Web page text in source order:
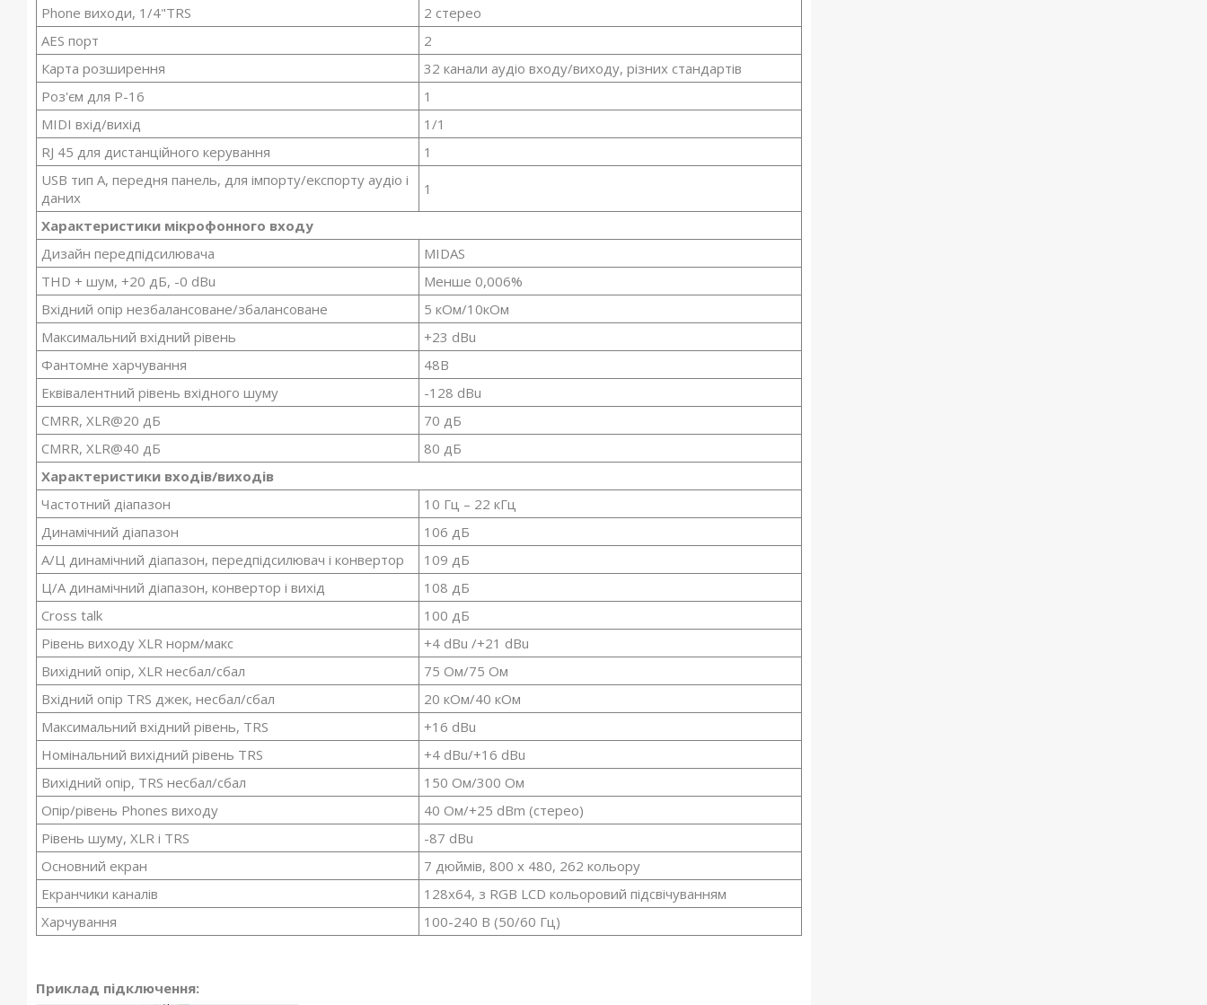
Phone виходи, 1/4"TRS
2 стерео
AES порт
2
Карта розширення
32 канали аудіо входу/виходу, різних стандартів
Роз'єм для Р-16
1
MIDI вхід/вихід
1/1
RJ 45 для дистанційного керування
1
USB тип А, передня панель, для імпорту/експорту аудіо і
даних
1
Характеристики мікрофонного входу
Дизайн передпідсилювача
MIDAS
THD + шум, +20 дБ, -0 dBu
Менше 0,006%
Вхідний опір незбалансоване/збалансоване
5 кОм/10кОм
Максимальний вхідний рівень
+23 dBu
Фантомне харчування
48В
Еквівалентний рівень вхідного шуму
-128 dBu
CMRR, XLR@20 дБ
70 дБ
CMRR, XLR@40 дБ
80 дБ
Характеристики входів/виходів
Частотний діапазон
10 Гц – 22 кГц
Динамічний діапазон
106 дБ
А/Ц динамічний діапазон, передпідсилювач і конвертор
109 дБ
Ц/А динамічний діапазон, конвертор і вихід
108 дБ
Cross talk
100 дБ
Рівень виходу XLR норм/макс
+4 dBu /+21 dBu
Вихідний опір, XLR несбал/сбал
75 Ом/75 Ом
Вхідний опір TRS джек, несбал/сбал
20 кОм/40 кОм
Максимальний вхідний рівень, TRS
+16 dBu
Номінальний вихідний рівень TRS
+4 dBu/+16 dBu
Вихідний опір, TRS несбал/сбал
150 Ом/300 Ом
Опір/рівень Phones виходу
40 Ом/+25 dBm (стерео)
Рівень шуму, XLR і TRS
-87 dBu
Основний екран
7 дюймів, 800 х 480, 262 кольору
Екранчики каналів
128х64, з RGB LCD кольоровий підсвічуванням
Харчування
100-240 В (50/60 Гц)
Приклад підключення: